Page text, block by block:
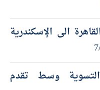
الى الإسكندرية
وسط تقدم